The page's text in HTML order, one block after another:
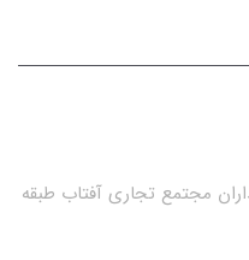
مجتمع تجاری آفتاب طبقه